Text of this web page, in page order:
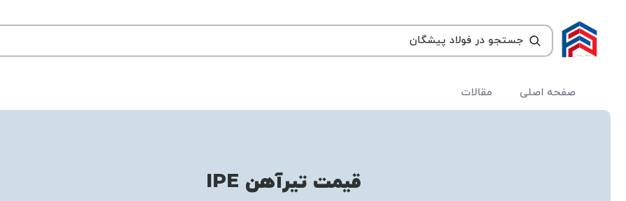
صفحه اصلی مقالات
قیمت تیرآهن IPE